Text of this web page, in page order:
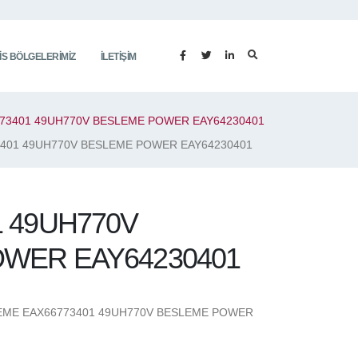
BÖLGELERIMIZ İLETIŞIM
49UH770V BESLEME POWER EAY64230401
49UH770V BESLEME POWER EAY64230401
49UH770V
EAY64230401
EAX66773401 49UH770V BESLEME POWER